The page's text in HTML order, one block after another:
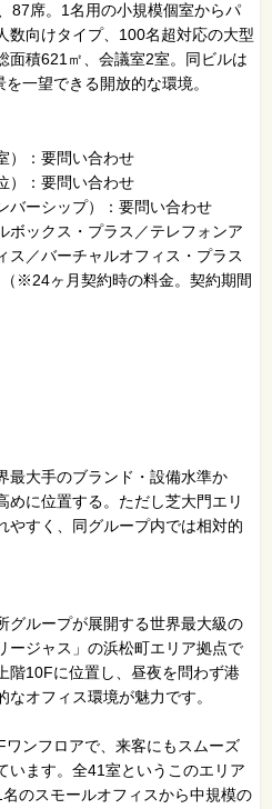
87席。1名用の小規模個室からパ
数向けタイプ、100名超対応の大型
面積621㎡、会議室2室。同ビルは
一望できる開放的な環境。
）：要問い合わせ
）：要問い合わせ
バーシップ）：要問い合わせ
ボックス・プラス／テレフォンア
ス／バーチャルオフィス・プラス
※24ヶ月契約時の料金。契約期間
最大手のブランド・設備水準か
めに位置する。ただし芝大門エリ
やすく、同グループ内では相対的
グループが展開する世界最大級の
ージャス」の浜松町エリア拠点で
階10Fに位置し、昼夜を問わず港
オフィス環境が魅力です。
ンフロアで、来客にもスムーズ
います。全41室というこのエリア
のスモールオフィスから中規模の